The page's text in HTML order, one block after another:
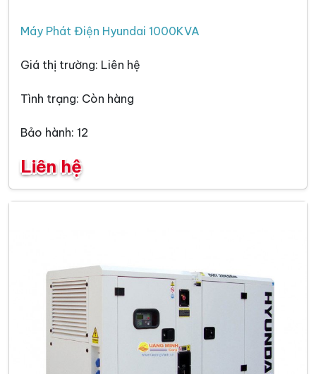
Máy Phát Điện Hyundai 1000KVA
Giá thị trường: Liên hệ
Tình trạng: Còn hàng
Bảo hành: 12
Liên hệ